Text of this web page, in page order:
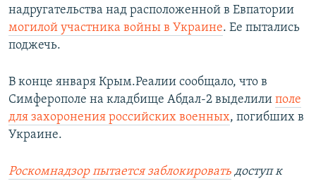
надругательства над расположенной в Евпатории
могилой участника войны в Украине. Ее пытались
поджечь.
В конце января Крым.Реалии сообщало, что в
Симферополе на кладбище Абдал-2 выделили поле
для захоронения российских военных, погибших в
Украине.
Роскомнадзор пытается заблокировать доступ к